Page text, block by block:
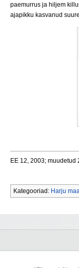
paemurrus ja hiljem
ajapikku kasvanud
EE 12, 2003; muudetud
Kategooriad: Harju